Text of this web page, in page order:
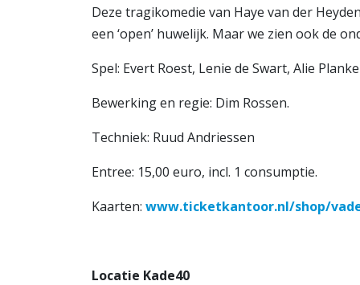
Deze tragikomedie van Haye van der
een ‘open’ huwelijk. Maar we zien ook de
Spel: Evert Roest, Lenie de Swart, Alie
Bewerking en regie: Dim Rossen.
Techniek: Ruud Andriessen
Entree: 15,00 euro, incl. 1 consumptie.
Kaarten: www.ticketkantoor.nl/shop/
Locatie Kade40